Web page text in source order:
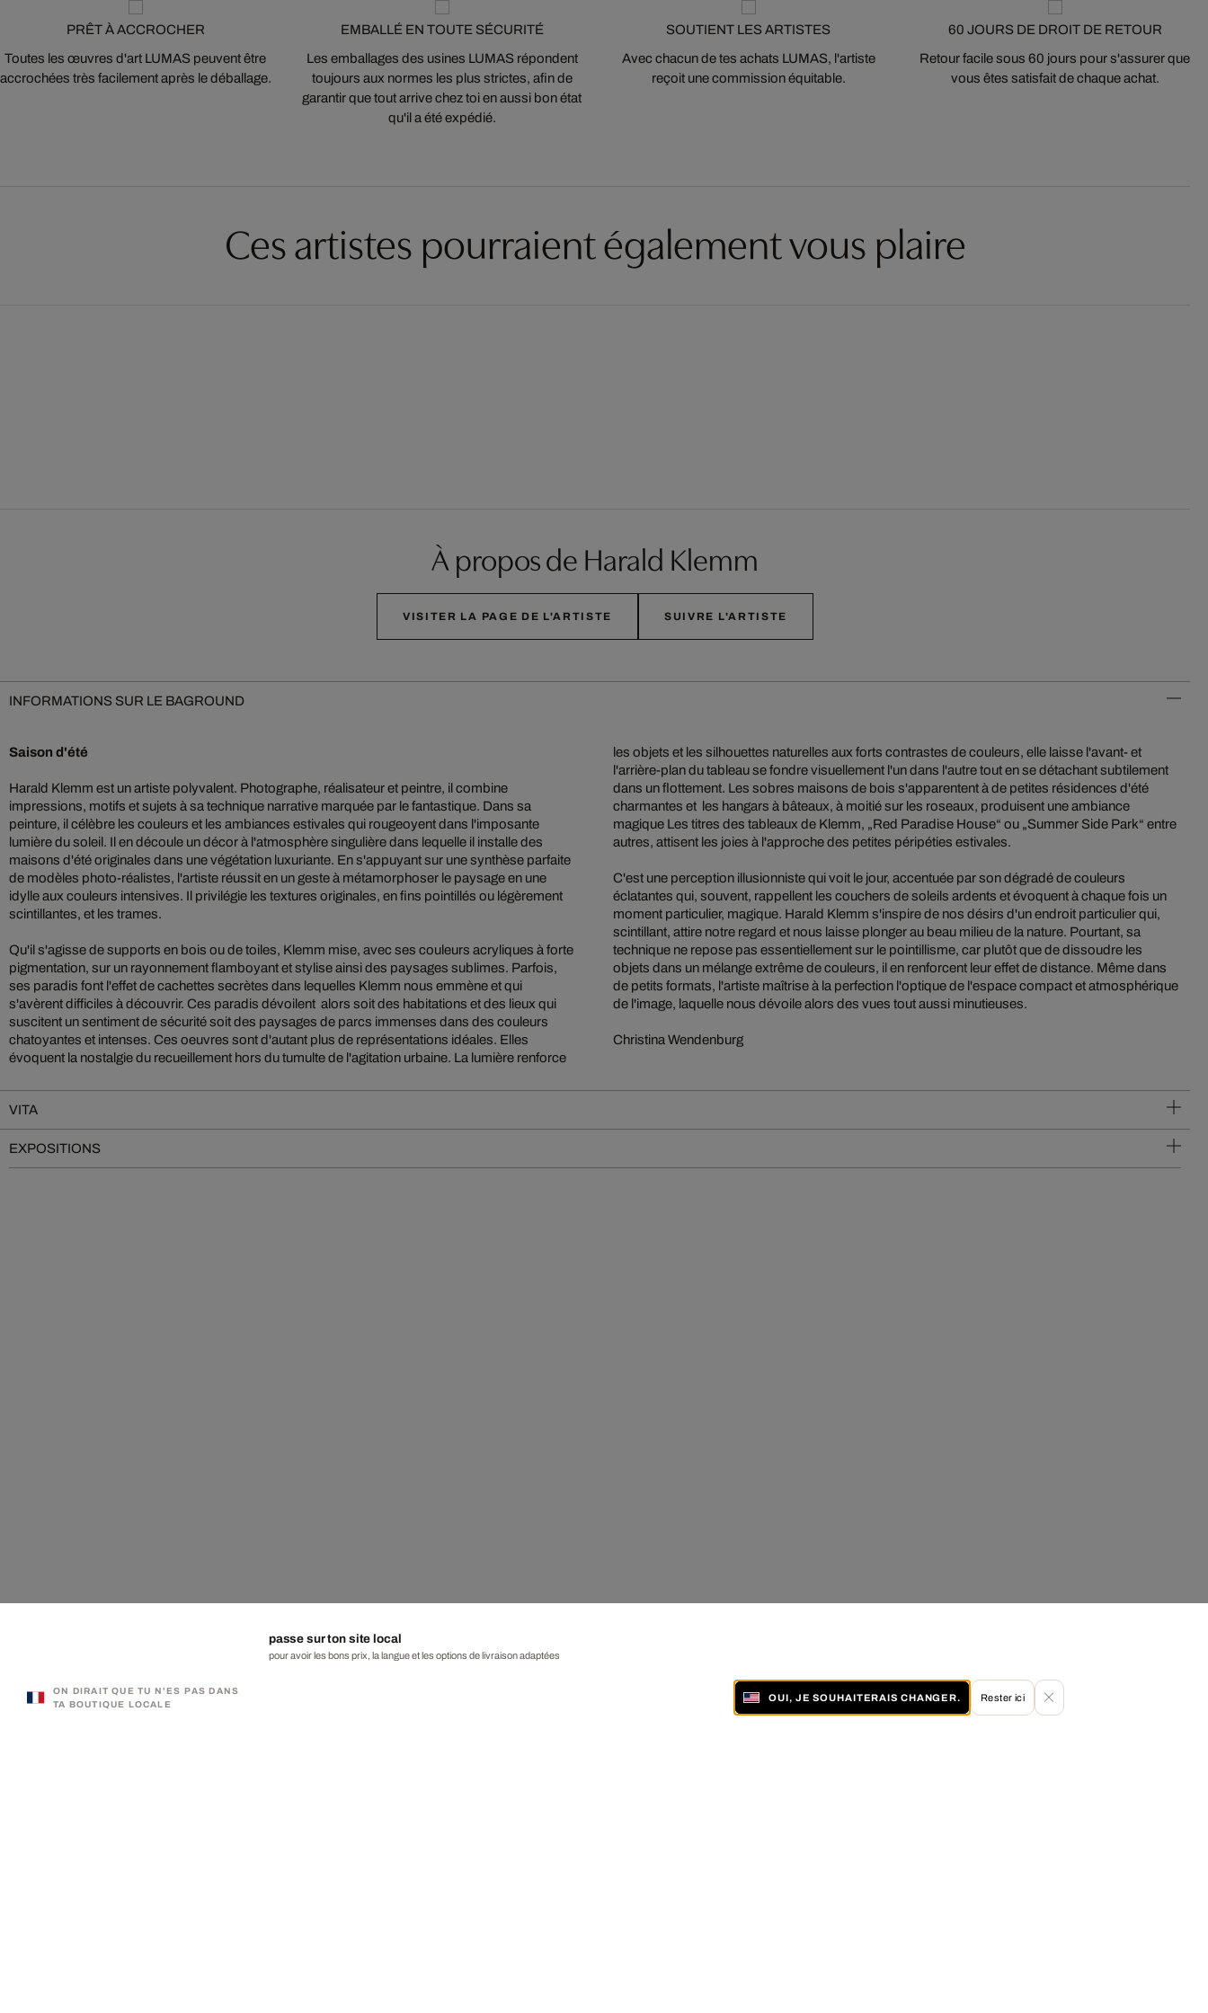
PRÊT À ACCROCHER
Toutes les œuvres d'art LUMAS peuvent être
accrochées très facilement après le déballage.
EMBALLÉ EN TOUTE SÉCURITÉ
Les emballages des usines LUMAS répondent
toujours aux normes les plus strictes, afin de
garantir que tout arrive chez toi en aussi bon état
qu'il a été expédié.
SOUTIENT LES ARTISTES
Avec chacun de tes achats LUMAS, l'artiste
reçoit une commission équitable.
60 JOURS DE DROIT DE RETOUR
Retour facile sous 60 jours pour s'assurer que
vous êtes satisfait de chaque achat.
Ces artistes pourraient également vous plaire
À propos de Harald Klemm
VISITER LA PAGE DE L'ARTISTE SUIVRE L'ARTISTE
INFORMATIONS SUR LE BAGROUND
Saison d'été
Harald Klemm est un artiste polyvalent. Photographe, réalisateur et peintre, il combine
impressions, motifs et sujets à sa technique narrative marquée par le fantastique. Dans sa
peinture, il célèbre les couleurs et les ambiances estivales qui rougeoyent dans l'imposante
lumière du soleil. Il en découle un décor à l'atmosphère singulière dans lequelle il installe des
maisons d'été originales dans une végétation luxuriante. En s'appuyant sur une synthèse parfaite
de modèles photo-réalistes, l'artiste réussit en un geste à métamorphoser le paysage en une
idylle aux couleurs intensives. Il privilégie les textures originales, en fins pointillés ou légèrement
scintillantes, et les trames.
Qu'il s'agisse de supports en bois ou de toiles, Klemm mise, avec ses couleurs acryliques à forte
pigmentation, sur un rayonnement flamboyant et stylise ainsi des paysages sublimes. Parfois,
ses paradis font l'effet de cachettes secrètes dans lequelles Klemm nous emmène et qui
s'avèrent difficiles à découvrir. Ces paradis dévoilent alors soit des habitations et des lieux qui
suscitent un sentiment de sécurité soit des paysages de parcs immenses dans des couleurs
chatoyantes et intenses. Ces oeuvres sont d'autant plus de représentations idéales. Elles
évoquent la nostalgie du recueillement hors du tumulte de l'agitation urbaine. La lumière renforce
les objets et les silhouettes naturelles aux forts contrastes de couleurs, elle laisse l'avant- et
l'arrière-plan du tableau se fondre visuellement l'un dans l'autre tout en se détachant subtilement
dans un flottement. Les sobres maisons de bois s'apparentent à de petites résidences d'été
charmantes et les hangars à bâteaux, à moitié sur les roseaux, produisent une ambiance
magique Les titres des tableaux de Klemm, „Red Paradise House“ ou „Summer Side Park“ entre
autres, attisent les joies à l'approche des petites péripéties estivales.
C'est une perception illusionniste qui voit le jour, accentuée par son dégradé de couleurs
éclatantes qui, souvent, rappellent les couchers de soleils ardents et évoquent à chaque fois un
moment particulier, magique. Harald Klemm s'inspire de nos désirs d'un endroit particulier qui,
scintillant, attire notre regard et nous laisse plonger au beau milieu de la nature. Pourtant, sa
technique ne repose pas essentiellement sur le pointillisme, car plutôt que de dissoudre les
objets dans un mélange extrême de couleurs, il en renforcent leur effet de distance. Même dans
de petits formats, l'artiste maîtrise à la perfection l'optique de l'espace compact et atmosphérique
de l'image, laquelle nous dévoile alors des vues tout aussi minutieuses.
Christina Wendenburg
VITA
EXPOSITIONS
ON DIRAIT QUE TU N'ES PAS DANS
TA BOUTIQUE LOCALE
passe sur ton site local
pour avoir les bons prix, la langue et les options de livraison adaptées
OUI, JE SOUHAITERAIS CHANGER. Rester ici